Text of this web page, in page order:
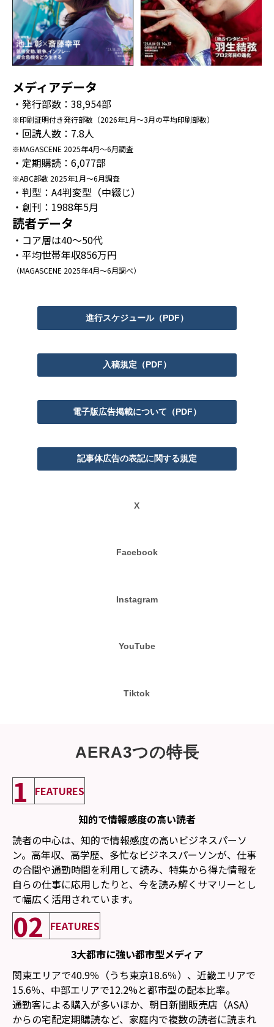
メディアデータ
・発行部数：38,954部
※印刷証明付き発行部数（2026年1月～3月の平均印刷部数）
・回読人数：7.8人
※MAGASCENE 2025年4月～6月調査
・定期購読：6,077部
※ABC部数 2025年1月～6月調査
・判型：A4判変型（中綴じ）
・創刊：1988年5月
読者データ
・コア層は40～50代
・平均世帯年収856万円
（MAGASCENE 2025年4月～6月調べ）
進行スケジュール（PDF）
入稿規定（PDF）
電子版広告掲載について（PDF）
記事体広告の表記に関する規定
X
Facebook
Instagram
YouTube
Tiktok
AERA3つの特長
1 FEATURES
知的で情報感度の高い読者
読者の中心は、知的で情報感度の高いビジネスパーソ
ン。高年収、高学歴、多忙なビジネスパーソンが、仕事
の合間や通勤時間を利用して読み、特集から得た情報を
自らの仕事に応用したりと、今を読み解くサマリーとし
て幅広く活用されています。
02 FEATURES
3大都市に強い都市型メディア
関東エリアで40.9％（うち東京18.6％）、近畿エリアで
15.6％、中部エリアで12.2%と都市型の配本比率。
通勤客による購入が多いほか、朝日新聞販売店（ASA）
からの宅配定期購読など、家庭内で複数の読者に読まれ